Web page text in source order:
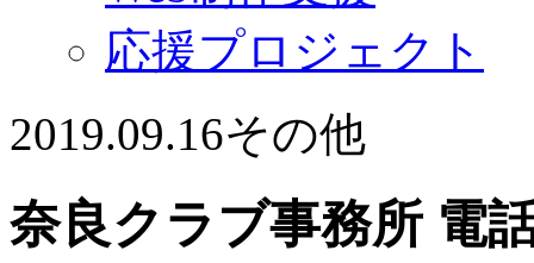
応援プロジェクト
2019.09.16その他
奈良クラブ事務所 電